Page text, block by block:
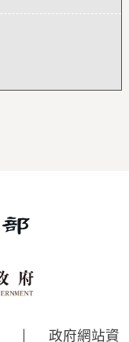
| 政府網站資